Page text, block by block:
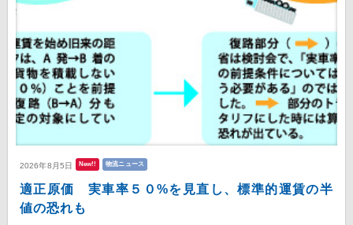
2026年8月5日 New!! 物流ニュース
適正原価 実車率５０%を見直し、標準的運賃の半
値の恐れも